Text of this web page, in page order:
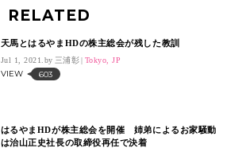
RELATED
天馬とはるやまHDの株主総会が残した教訓
Jul 1, 2021. 三浦彰 Tokyo, JP
VIEW 603
はるやまHDが株主総会を開催 姉弟によるお家騒動
は治山正史社長の取締役再任で決着